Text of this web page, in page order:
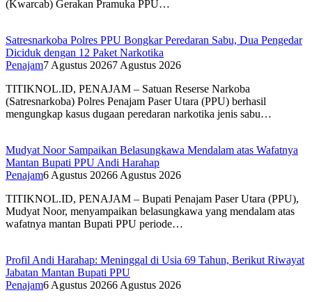
(Kwarcab) Gerakan Pramuka PPU…
Satresnarkoba Polres PPU Bongkar Peredaran Sabu, Dua Pengedar
Diciduk dengan 12 Paket Narkotika
Penajam7 Agustus 20267 Agustus 2026
TITIKNOL.ID, PENAJAM – Satuan Reserse Narkoba
(Satresnarkoba) Polres Penajam Paser Utara (PPU) berhasil
mengungkap kasus dugaan peredaran narkotika jenis sabu…
Mudyat Noor Sampaikan Belasungkawa Mendalam atas Wafatnya
Mantan Bupati PPU Andi Harahap
Penajam6 Agustus 20266 Agustus 2026
TITIKNOL.ID, PENAJAM – Bupati Penajam Paser Utara (PPU),
Mudyat Noor, menyampaikan belasungkawa yang mendalam atas
wafatnya mantan Bupati PPU periode…
Profil Andi Harahap: Meninggal di Usia 69 Tahun, Berikut Riwayat
Jabatan Mantan Bupati PPU
Penajam6 Agustus 20266 Agustus 2026